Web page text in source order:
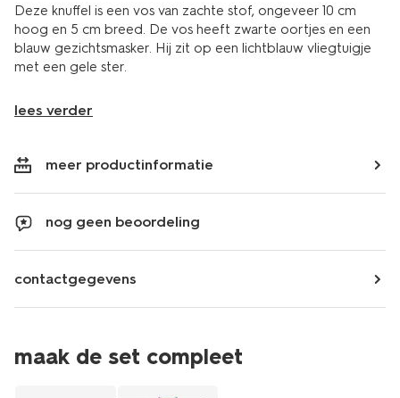
Deze knuffel is een vos van zachte stof, ongeveer 10 cm
hoog en 5 cm breed. De vos heeft zwarte oortjes en een
blauw gezichtsmasker. Hij zit op een lichtblauw vliegtuigje
met een gele ster.
lees verder
meer productinformatie
nog geen beoordeling
contactgegevens
maak de set compleetsale